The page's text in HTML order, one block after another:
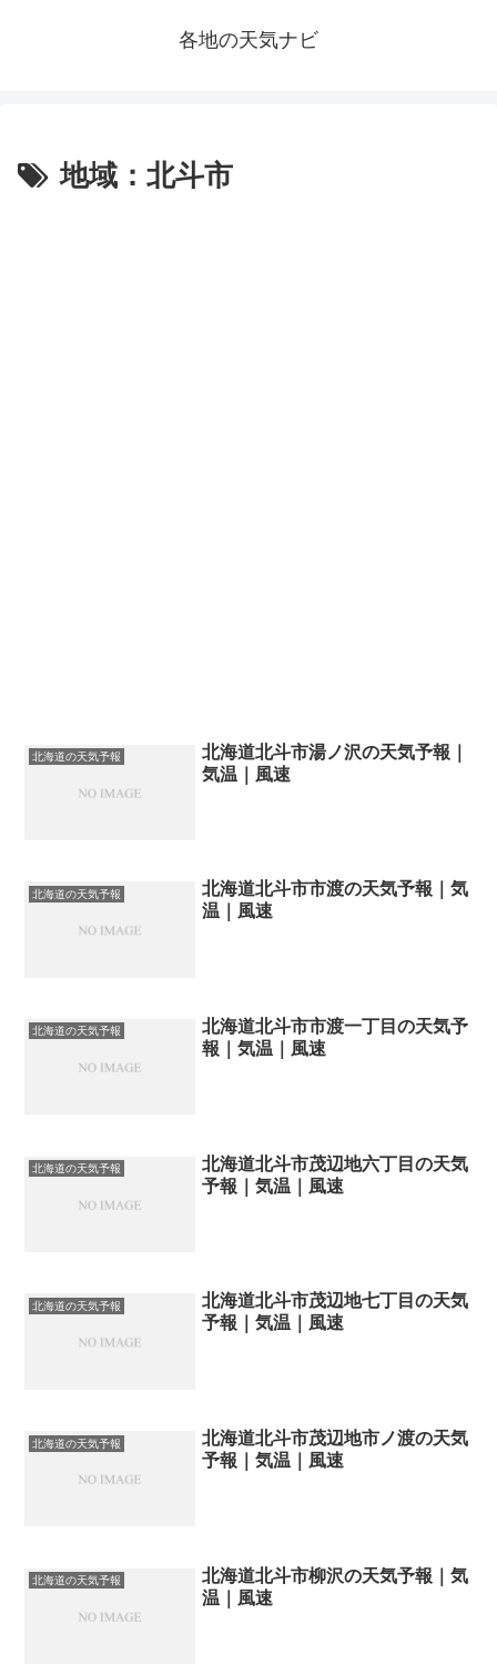
各地の天気ナビ
地域：北斗市
北海道の天気予報
北海道北斗市湯ノ沢の天気予報｜
気温｜風速
北海道の天気予報
北海道北斗市市渡の天気予報｜気
温｜風速
北海道の天気予報
北海道北斗市市渡一丁目の天気予
報｜気温｜風速
北海道の天気予報
北海道北斗市茂辺地六丁目の天気
予報｜気温｜風速
北海道の天気予報
北海道北斗市茂辺地七丁目の天気
予報｜気温｜風速
北海道の天気予報
北海道北斗市茂辺地市ノ渡の天気
予報｜気温｜風速
北海道の天気予報
北海道北斗市柳沢の天気予報｜気
温｜風速